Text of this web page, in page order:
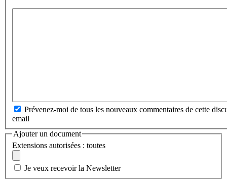
Prévenez-moi de tous les nouveaux commentaires de cette
email
Ajouter un document
Extensions autorisées : toutes
Je veux recevoir la Newsletter